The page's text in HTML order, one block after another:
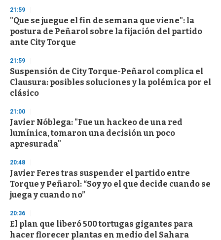
d
s
21:59
"Que se juegue el fin de semana que viene": la
postura de Peñarol sobre la fijación del partido
ante City Torque
21:59
Suspensión de City Torque-Peñarol complica el
Clausura: posibles soluciones y la polémica por el
clásico
21:00
Javier Nóblega: "Fue un hackeo de una red
lumínica, tomaron una decisión un poco
apresurada"
20:48
Javier Feres tras suspender el partido entre
Torque y Peñarol: “Soy yo el que decide cuando se
juega y cuando no”
20:36
El plan que liberó 500 tortugas gigantes para
hacer florecer plantas en medio del Sahara